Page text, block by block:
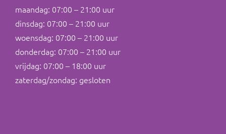
maandag: 07:00 – 21:00 uur
dinsdag: 07:00 – 21:00 uur
woensdag: 07:00 – 21:00 uur
donderdag: 07:00 – 21:00 uur
vrijdag: 07:00 – 18:00 uur
zaterdag/zondag: gesloten